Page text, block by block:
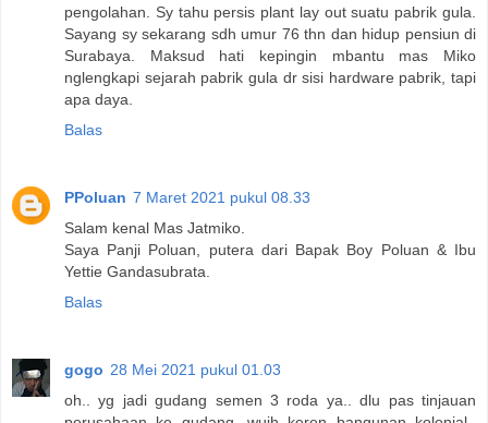
pengolahan. Sy tahu persis plant lay out suatu pabrik gula.
Sayang sy sekarang sdh umur 76 thn dan hidup pensiun di
Surabaya. Maksud hati kepingin mbantu mas Miko
nglengkapi sejarah pabrik gula dr sisi hardware pabrik, tapi
apa daya.
Balas
PPoluan 7 Maret 2021 pukul 08.33
Salam kenal Mas Jatmiko.
Saya Panji Poluan, putera dari Bapak Boy Poluan & Ibu
Yettie Gandasubrata.
Balas
gogo 28 Mei 2021 pukul 01.03
oh.. yg jadi gudang semen 3 roda ya.. dlu pas tinjauan